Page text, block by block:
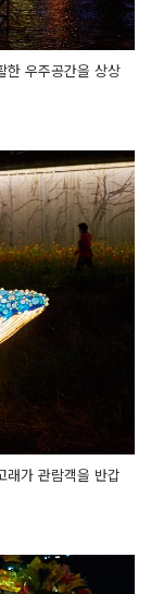
한 우주공간을 상상
래가 관람객을 반갑